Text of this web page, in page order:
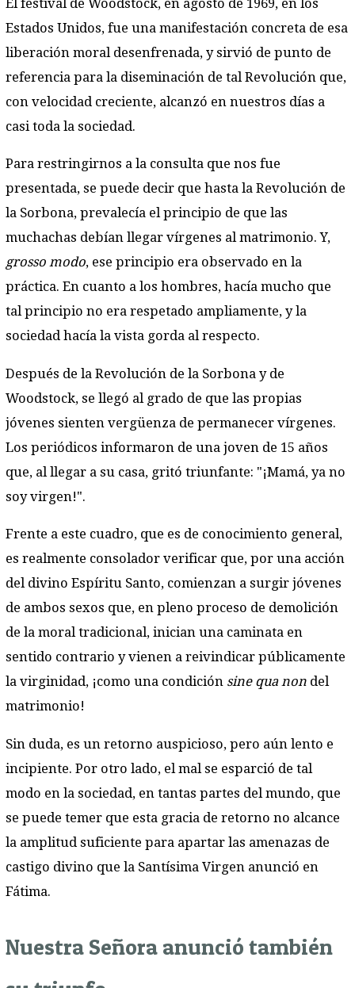
El festival de Woodstock, en agosto de 1969, en los
Estados Unidos, fue una manifestación concreta de esa
liberación moral desenfrenada, y sirvió de punto de
referencia para la diseminación de tal Revolución que,
con velocidad creciente, alcanzó en nuestros días a
casi toda la sociedad.
Para restringirnos a la consulta que nos fue
presentada, se puede decir que hasta la Revolución de
la Sorbona, prevalecía el principio de que las
muchachas debían llegar vírgenes al matrimonio. Y,
grosso modo, ese principio era observado en la
práctica. En cuanto a los hombres, hacía mucho que
tal principio no era respetado ampliamente, y la
sociedad hacía la vista gorda al respecto.
Después de la Revolución de la Sorbona y de
Woodstock, se llegó al grado de que las propias
jóvenes sienten vergüenza de permanecer vírgenes.
Los periódicos informaron de una joven de 15 años
que, al llegar a su casa, gritó triunfante: "¡Mamá, ya no
soy virgen!".
Frente a este cuadro, que es de conocimiento general,
es realmente consolador verificar que, por una acción
del divino Espíritu Santo, comienzan a surgir jóvenes
de ambos sexos que, en pleno proceso de demolición
de la moral tradicional, inician una caminata en
sentido contrario y vienen a reivindicar públicamente
la virginidad, ¡como una condición sine qua non del
matrimonio!
Sin duda, es un retorno auspicioso, pero aún lento e
incipiente. Por otro lado, el mal se esparció de tal
modo en la sociedad, en tantas partes del mundo, que
se puede temer que esta gracia de retorno no alcance
la amplitud suficiente para apartar las amenazas de
castigo divino que la Santísima Virgen anunció en
Fátima.
Nuestra Señora anunció también